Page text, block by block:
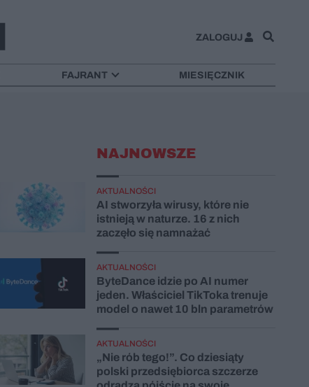
ZALOGUJ
FAJRANT MIESIĘCZNIK
NAJNOWSZE
AKTUALNOŚCI
AI stworzyła wirusy, które nie
istnieją w naturze. 16 z nich
zaczęło się namnażać
AKTUALNOŚCI
ByteDance idzie po AI numer
jeden. Właściciel TikToka trenuje
model o nawet 10 bln parametrów
AKTUALNOŚCI
„Nie rób tego!”. Co dziesiąty
polski przedsiębiorca szczerze